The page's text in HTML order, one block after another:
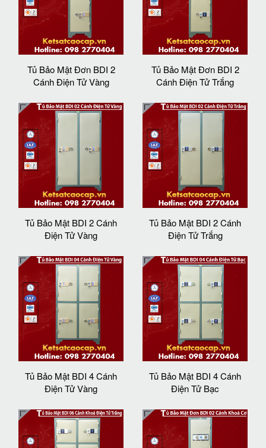
Tủ Bảo Mật Đơn BDI 2
Cánh Điện Tử Vàng
Tủ Bảo Mật Đơn BDI 2
Cánh Điện Tử Trắng
Tủ Bảo Mật BDI 2 Cánh
Điện Tử Vàng
Tủ Bảo Mật BDI 2 Cánh
Điện Tử Trắng
Tủ Bảo Mật BDI 4 Cánh
Điện Tử Vàng
Tủ Bảo Mật BDI 4 Cánh
Điện Tử Bạc